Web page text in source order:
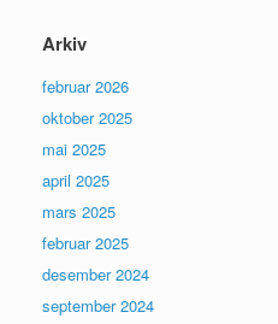
Arkiv
februar 2026
oktober 2025
mai 2025
april 2025
mars 2025
februar 2025
desember 2024
september 2024